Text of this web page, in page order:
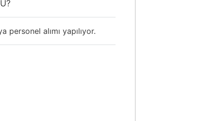
alımı yapılıyor.